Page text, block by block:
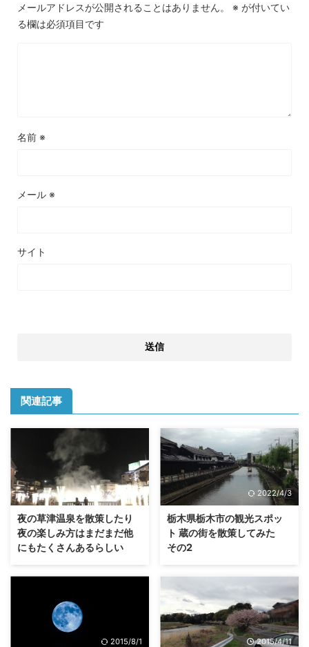
メールアドレスが公開されることはありません。 ※ が付いてい
る欄は必須項目です
名前 ※
メール ※
サイト
関連記事
2016/1/31
夜の草津温泉を散策したり
夜の楽しみ方はまだまだ他
にもたくさんあるらしい
2022/4/3
栃木県栃木市の観光スポッ
ト 蔵の街を散策してみた
その2
2015/8/1 2015/4/11